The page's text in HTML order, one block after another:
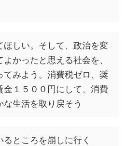
ほしい。そして、政治を変
かったと思える社会を、
てみよう。消費税ゼロ、奨
金１５００円にして、消費
生活を取り戻そう
ところを崩しに行く